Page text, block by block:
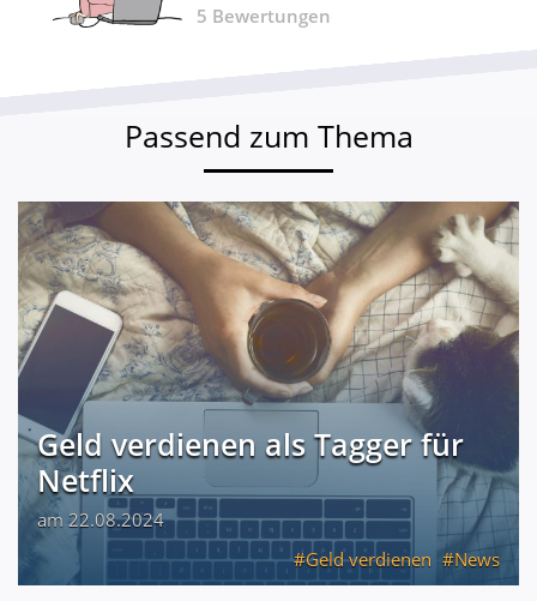
5 Bewertungen
Passend zum Thema
Geld verdienen als Tagger für
Netflix
am 22.08.2024
Geld verdienen
News